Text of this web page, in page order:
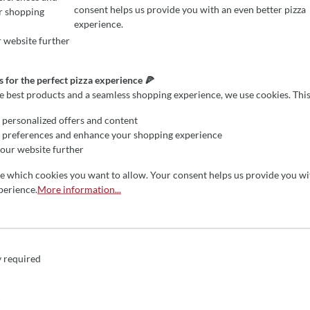
Anthrazit (60cm x 80cm)
gefeiert werden kann. Wer auch das ein oder andere Koch-
Ofen zubereiten möchte, ist mit dem Mangiafouco gut
begeisterten Mitstreiter.
in Italien gefertigte Pizzaöfen, die mit Holz oder Gas betrieben
Edelstahl aus. Dieses macht sie ebenso witterungsbeständig und
von diversen Nachahmerprodukten aus anderen eropäischen
Öfen kennengelernt hat, bleibt ihr treu. Fontana Forni wird
und Verarbeitung des Stahls in speziellen Laserschnittmaschinen
Stahl) und ist absolut korrosionsfrei
Chrom-Nickel-Stahl gefertigt und isoliert perfekt
the perfect pizza experience 🍕
products and a seamless shopping experience, we use cookies. This
shopping
website further
consent helps us provide you with an even better pizza
experience.
for the perfect pizza experience 🍕
best products and a seamless shopping experience, we use cookies.
personalized offers and content
preferences and enhance your shopping experience
website further
which cookies you want to allow. Your consent helps us provide you
More information...
required